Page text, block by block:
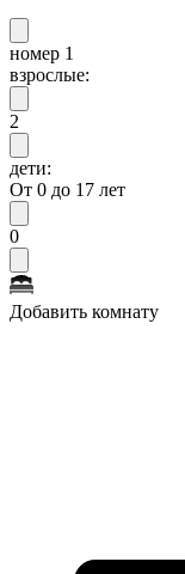
номер 1
взрослые:
2
дети:
От 0 до 17 лет
0
Добавить комнату